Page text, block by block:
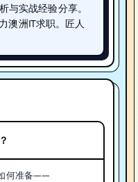
与实战经验分享。
澳洲IT求职。匠人
何准备——